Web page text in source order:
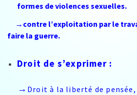
formes de violences sexuelles.
→ contre l’exploitation par le
faire la guerre.
Droit de s’exprimer :
→ Droit à la liberté de pensée,